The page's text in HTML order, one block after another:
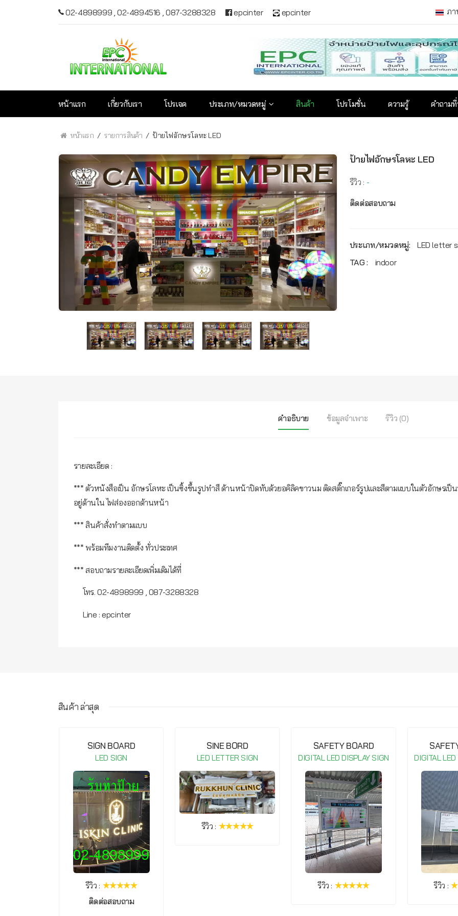
02-4898999 ,02-4894516 087-3288328 epcinter epcinter ภ
หน้าแรก เกี่ยวกับเรา โปรเจค ประเภท/หมวดหมู่ สินค้า โปรโมชั่น ความรู้ คำถาม
หน้าแรก รายการสินค้า ป้ายไฟอักษรโลหะ LED
ป้ายไฟอักษรโลหะ LED
รีวิว : -
ติดต่อสอบถาม
ประเภท/หมวดหมู่:
LED letter
TAG :
indoor
คำอธิบาย ข้อมูลจำเพาะ รีวิว (0)
รายละเอียด :
*** ตัวหนังสือเป็น อักษรโลหะ เป็นซิ้งขึ้นรูปทำสี ด้านหน้าปิดทับด้วยอคิลิคขาวนม ติดสติ๊กเกอร์รูปและสีตามแบบในตัวอักษรเป็
อยู่ด้านใน ไฟส่องออกด้านหน้า
*** สินค้าสั่งทำตามแบบ
*** พร้อมทีมงานติดตั้ง ทั่วประเทศ
*** สอบถามรายละเอียดเพิ่มเติมได้ที่
โทร. 02-4898999 , 087-3288328
Line : epcinter
สินค้า ล่าสุด
SIGN BOARD
LED SIGN
รีวิว :
ติดต่อสอบถาม
SINE BORD
LED LETTER SIGN
รีวิว :
SAFETY BOARD
DIGITAL LED DISPLAY SIGN
รีวิว :
DIGITAL
รีวิว :